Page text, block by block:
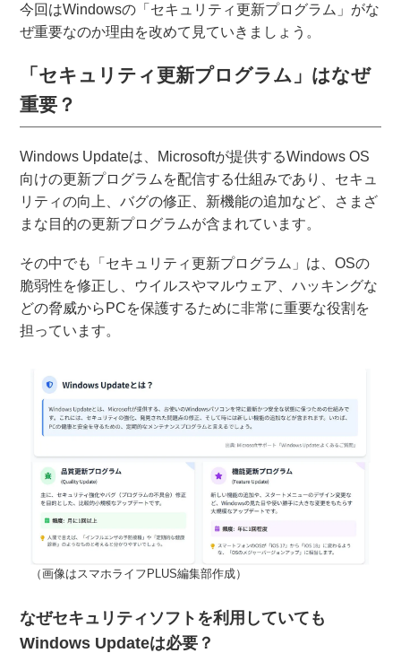
今回はWindowsの「セキュリティ更新プログラム」がな
ぜ重要なのか理由を改めて見ていきましょう。
「セキュリティ更新プログラム」はなぜ
重要？
Windows Updateは、Microsoftが提供するWindows OS
向けの更新プログラムを配信する仕組みであり、セキュ
リティの向上、バグの修正、新機能の追加など、さまざ
まな目的の更新プログラムが含まれています。
その中でも「セキュリティ更新プログラム」は、OSの
脆弱性を修正し、ウイルスやマルウェア、ハッキングな
どの脅威からPCを保護するために非常に重要な役割を
担っています。
（画像はスマホライフPLUS編集部作成）
なぜセキュリティソフトを利用していても
Windows Updateは必要？